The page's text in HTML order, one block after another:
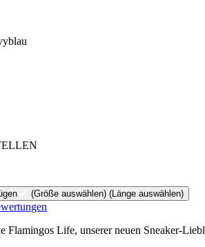
(Größe auswählen) (Länge auswählen)
Flamingos Life, unserer neuen Sneaker-